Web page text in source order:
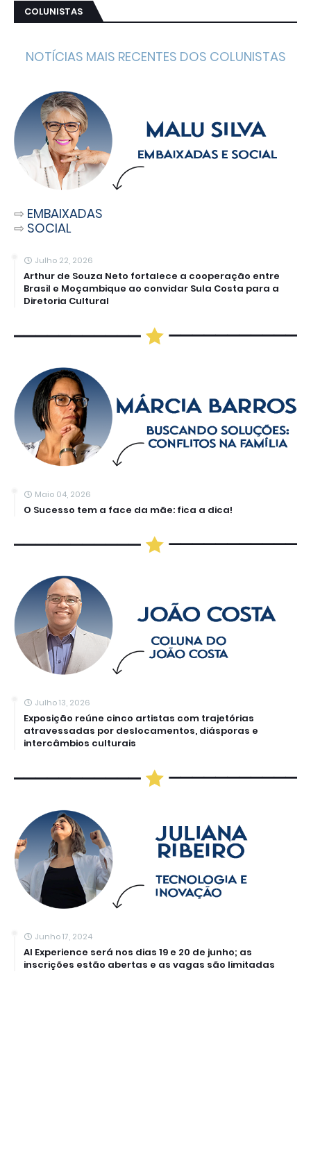
COLUNISTAS
NOTÍCIAS MAIS RECENTES DOS COLUNISTAS
⇨ EMBAIXADAS
⇨ SOCIAL
Julho 22, 2026
Arthur de Souza Neto fortalece a cooperação entre
Brasil e Moçambique ao convidar Sula Costa para a
Diretoria Cultural
Maio 04, 2026
O Sucesso tem a face da mãe: fica a dica!
Julho 13, 2026
Exposição reúne cinco artistas com trajetórias
atravessadas por deslocamentos, diásporas e
intercâmbios culturais
Junho 17, 2024
AI Experience será nos dias 19 e 20 de junho; as
inscrições estão abertas e as vagas são limitadas